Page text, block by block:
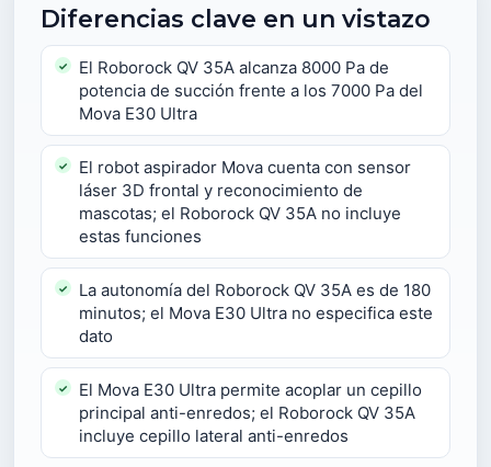
Diferencias clave en un vistazo
El Roborock QV 35A alcanza 8000 Pa de
potencia de succión frente a los 7000 Pa del
Mova E30 Ultra
El robot aspirador Mova cuenta con sensor
láser 3D frontal y reconocimiento de
mascotas; el Roborock QV 35A no incluye
estas funciones
La autonomía del Roborock QV 35A es de 180
minutos; el Mova E30 Ultra no especifica este
dato
El Mova E30 Ultra permite acoplar un cepillo
principal anti-enredos; el Roborock QV 35A
incluye cepillo lateral anti-enredos